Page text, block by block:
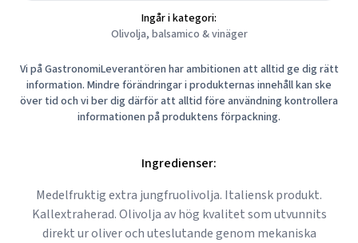
Ingår i kategori:
Olivolja, balsamico & vinäger
Vi på GastronomiLeverantören har ambitionen att alltid ge dig rätt
information. Mindre förändringar i produkternas innehåll kan ske
över tid och vi ber dig därför att alltid före användning kontrollera
informationen på produktens förpackning.
Ingredienser:
Medelfruktig extra jungfruolivolja. Italiensk produkt.
Kallextraherad. Olivolja av hög kvalitet som utvunnits
direkt ur oliver och uteslutande genom mekaniska